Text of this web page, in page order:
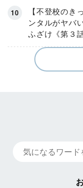
【不登校のき
ンタルがヤバ
ふざけ《第３話